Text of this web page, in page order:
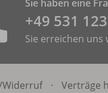
Sie haben eine
+49 531
Sie erreichen uns
Widerruf · Verträge